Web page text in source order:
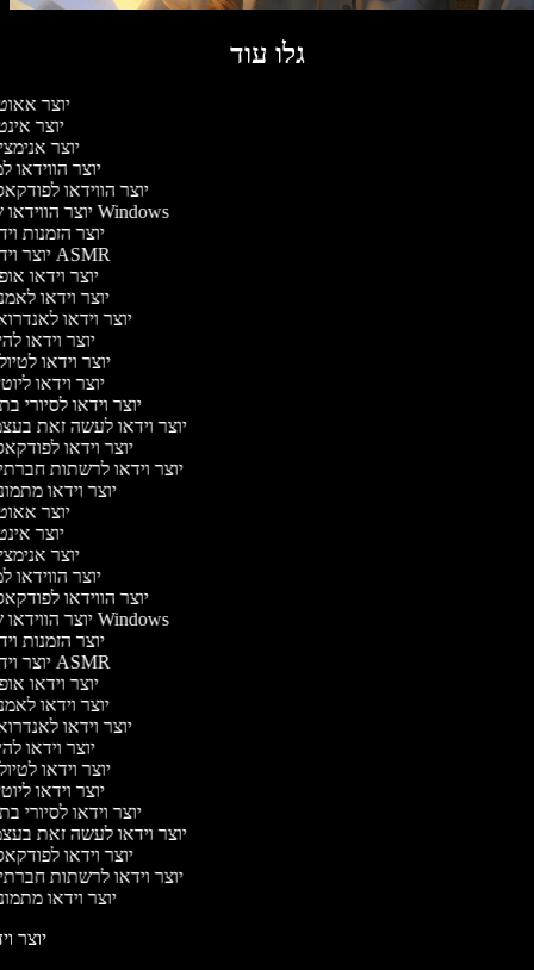
גלו עוד
יוצר
יוצר
יוצר
יוצר הווידאו
יוצר הווידאו
יוצר הווידאו של Windows
יוצר הזמנות
יוצר וידאו ASMR
יוצר וידאו
יוצר וידאו
יוצר וידאו
יוצר וידאו
יוצר וידאו
יוצר וידאו
יוצר וידאו לסיורי
יוצר וידאו לעשה זאת
יוצר וידאו
יוצר וידאו לרשתות
יוצר וידאו
יוצר
יוצר
יוצר
יוצר הווידאו
יוצר הווידאו
יוצר הווידאו של Windows
יוצר הזמנות
יוצר וידאו ASMR
יוצר וידאו
יוצר וידאו
יוצר וידאו
יוצר וידאו
יוצר וידאו
יוצר וידאו
יוצר וידאו לסיורי
יוצר וידאו לעשה זאת
יוצר וידאו
יוצר וידאו לרשתות
יוצר וידאו
יוצר